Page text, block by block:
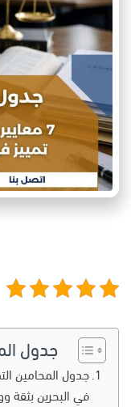
جدول
في البحرين بثقة